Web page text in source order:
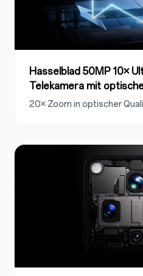
Hasselblad 50MP 10×
Telekamera mit
20× Zoom in optischer